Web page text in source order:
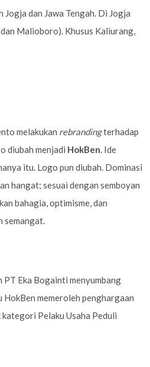
Jogja dan Jawa Tengah. Di Jogja
Malioboro). Khusus Kaliurang,
melakukan rebrandingterhadap
diubah menjadi HokBen. Ide
itu. Logo pun diubah. Dominasi
hangat; sesuai dengan semboyan
bahagia, optimisme, dan
semangat.
PT Eka Bogainti menyumbang
memeroleh penghargaan
Pelaku Usaha Peduli